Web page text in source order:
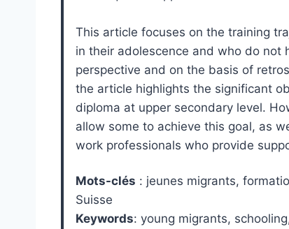
This article focuses on the training
in their adolescence and who do not
perspective and on the basis of
the article highlights the significant
diploma at upper secondary level.
allow some to achieve this goal, as
work professionals who provide
Mots-clés : jeunes migrants,
Suisse
Keywords: young migrants,